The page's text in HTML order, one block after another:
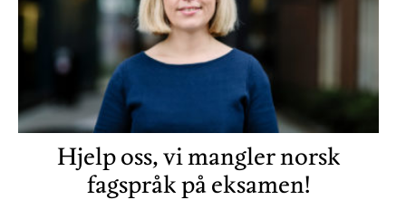
Hjelp oss, vi mangler norsk
fagspråk på eksamen!